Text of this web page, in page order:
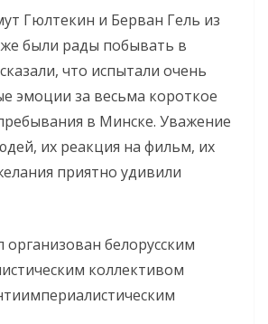
Гюлтекин и Берван Гель из
были рады побывать в
что испытали очень
эмоции за весьма короткое
в Минске. Уважение
их реакция на фильм, их
приятно удивили
организован белорусским
коллективом